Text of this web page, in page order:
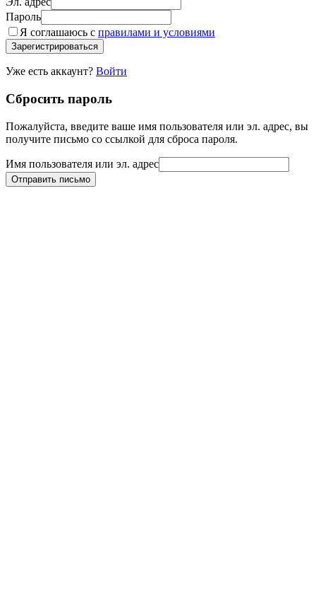
Пароль
Я соглашаюсь с правилами и условиями
Зарегистрироваться
Уже есть аккаунт? Войти
Сбросить пароль
Пожалуйста, введите ваше имя пользователя или эл. адрес, вы
получите письмо со ссылкой для сброса пароля.
Имя пользователя или эл. адрес
Отправить письмо